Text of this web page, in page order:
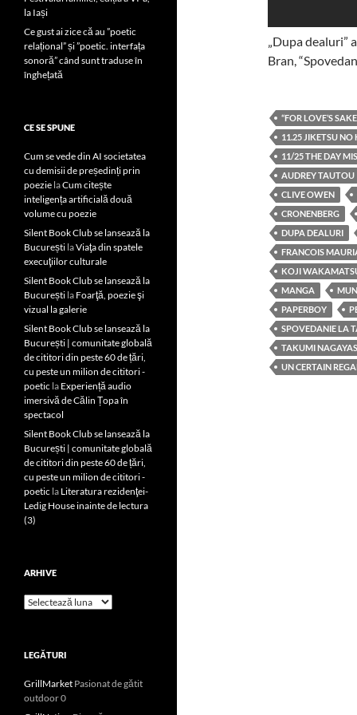
„Dupa dealuri”
Bran,
“FOR LOVE’S
11.25 JIKETSU
11/25 THE DAY
AUDREY TAUTOU
CLIVE OWEN
CRONENBERG
DUPA DEALURI
FRANCOIS
KOJI
MANGA
PAPERBOY
SPOVEDANIE LA
TAKUMI
UN CERTAIN
la Iași
Ce gust ai zice că au ”poetic
relațional” și ”poetic. interfața
sonoră” când sunt traduse în
înghețată
CE SE SPUNE
Cum se vede din AI societatea
cu demisii de președinți prin
poezie laCum citește
inteligența artificială două
volume cu poezie
Silent Book Club se lansează la
București laViaţa din spatele
execuţiilor culturale
Silent Book Club se lansează la
București la Foarţă, poezie şi
vizual la galerie
Silent Book Club se lansează la
București | comunitate globală
de cititori din peste 60 de țări,
cu peste un milion de cititori -
poetic la Experiență audio
imersivă de Călin Țopa în
spectacol
Silent Book Club se lansează la
București | comunitate globală
de cititori din peste 60 de țări,
cu peste un milion de cititori -
poetic la Literatura rezidenţei-
Ledig House inainte de lectura
(3)
ARHIVE
Arhive
LEGĂTURI
GrillMarket Pasionat de gătit
outdoor 0